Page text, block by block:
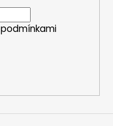
podmínkami